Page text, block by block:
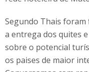
Segundo Thais
a entrega dos quites
sobre o potencial
os paises de maior